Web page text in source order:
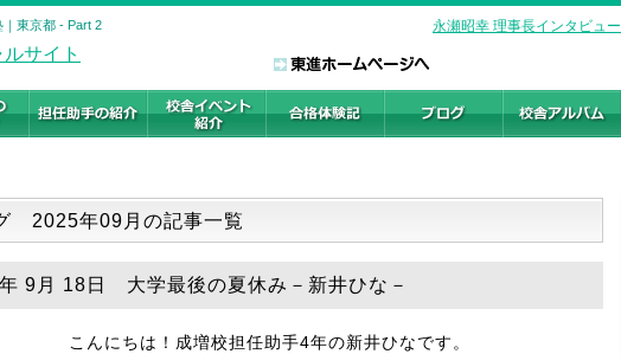
東京都 - Part 2 永瀬昭幸 理事長インタビュー
2025年09月の記事一覧
9月 18日 大学最後の夏休み－新井ひな－
こんにちは！成増校担任助手4年の新井ひなです。